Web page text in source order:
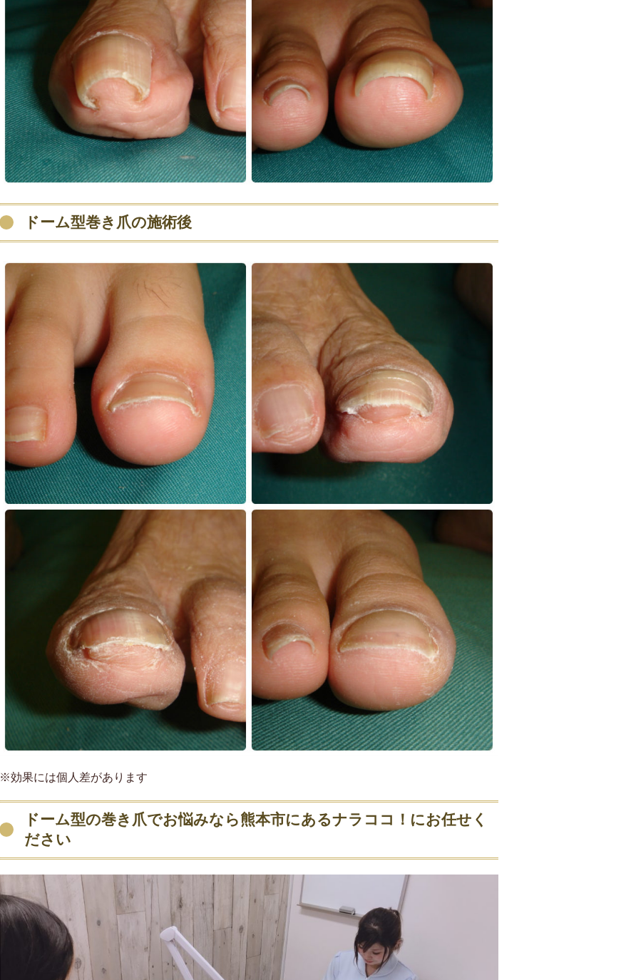
ドーム型巻き爪の施術後
※効果には個人差があります
ドーム型の巻き爪でお悩みなら熊本市にあるナラココ！にお任せく
ださい
LINEでお問い合わせ